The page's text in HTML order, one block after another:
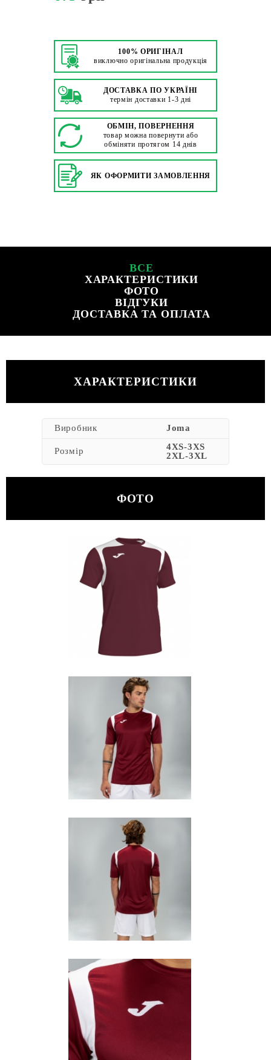
100% ОРИГІНАЛ
виключно оригінальна продукція
ДОСТАВКА ПО УКРАЇНІ
термін доставки 1-3 дні
ОБМІН, ПОВЕРНЕННЯ
товар можна повернути або
обміняти протягом 14 днів
ЯК ОФОРМИТИ ЗАМОВЛЕННЯ
ВСЕ
ХАРАКТЕРИСТИКИ
ФОТО
ВІДГУКИ
ДОСТАВКА ТА ОПЛАТА
ХАРАКТЕРИСТИКИ
Виробник Joma
Розмір
4XS-3XS
2XL-3XL
ФОТО